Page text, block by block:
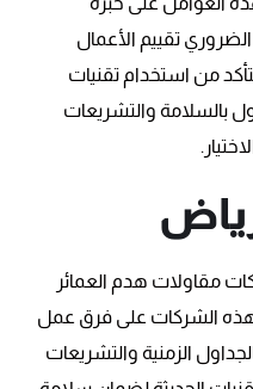
تقييم الأعمال
من استخدام تقنيات
بالسلامة والتشريعات
مقاولات هدم العمائر
هذه الشركات على فرق عمل
الزمنية والتشريعات